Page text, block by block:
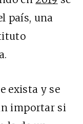
país, una
exista y se
importar si